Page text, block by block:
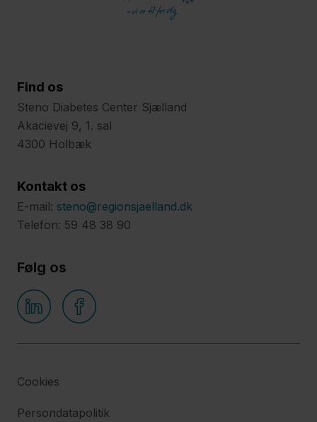
SDCS
Nyheder
Byggeri
Kontakt
Find os
Steno Diabetes Center Sjælland
Akacievej 9, 1. sal
4300 Holbæk
Kontakt os
E-mail: steno@regionsjaelland.dk
Telefon: 59 48 38 90
Følg os
Cookies
Persondatapolitik